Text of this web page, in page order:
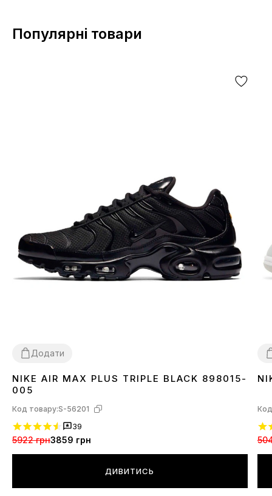
Популярні товари
Додати
3637 38 39 404142 434445
NIKE AIR MAX PLUS TRIPLE BLACK 898015-
005
Код товару:S-56201
39
5922 грн3859 грн
ДИВИТИСЬ